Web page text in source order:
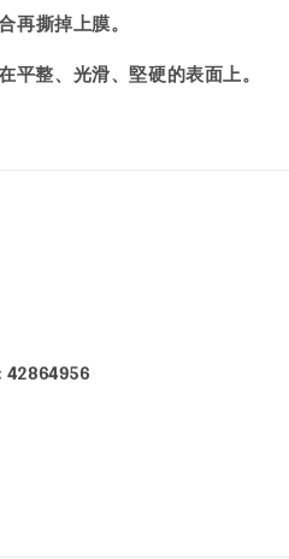
再撕掉上膜。
平整、光滑、堅硬的表面上。